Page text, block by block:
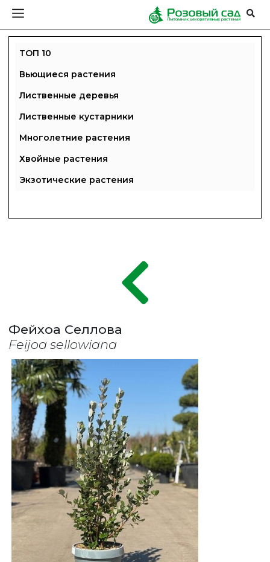
ТОП 10
Вьющиеся растения
Лиственные деревья
Лиственные кустарники
Многолетние растения
Хвойные растения
Экзотические растения
Фейхоа Селлова
Feijoa sellowiana